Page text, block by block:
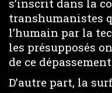
s’inscrit dans la
transhumanistes
l’humain par la
les présupposés
de ce
D’autre part, la